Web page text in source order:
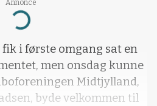
Annonce
Loading...
i første omgang sat en
men onsdag kunne
Midtjylland,
byde velkommen til